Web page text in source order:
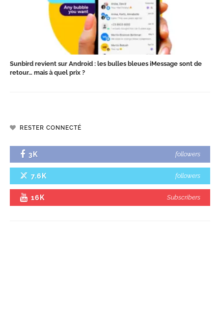
Sunbird revient sur Android : les bulles bleues iMessage sont de
retour… mais à quel prix ?
RESTER CONNECTÉ
3K followers
7.6K followers
16K Subscribers